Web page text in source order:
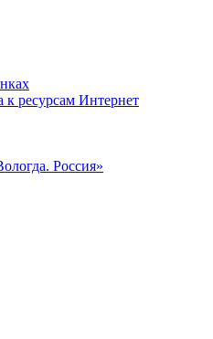
к ресурсам Интернет
Россия»